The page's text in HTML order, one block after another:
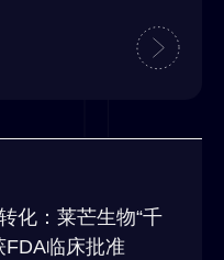
化：莱芒生物“千
FDA临床批准